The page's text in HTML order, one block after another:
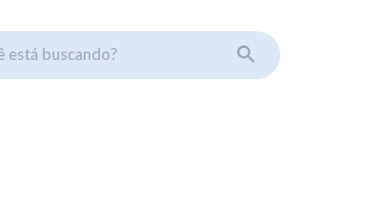
está buscando?